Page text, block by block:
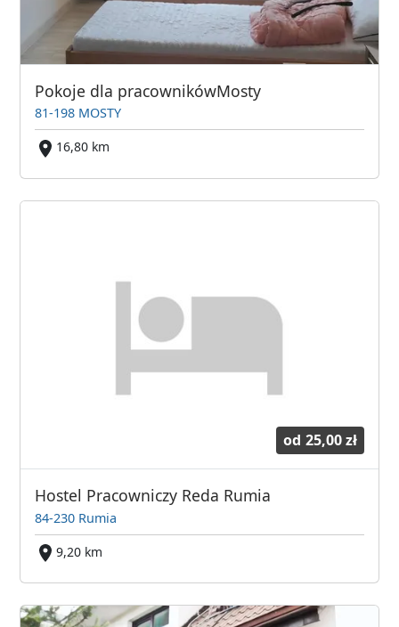
Pokoje dla pracownikówMosty
81-198 MOSTY
16,80 km
od 25,00 zł
Hostel Pracowniczy Reda Rumia
84-230 Rumia
9,20 km